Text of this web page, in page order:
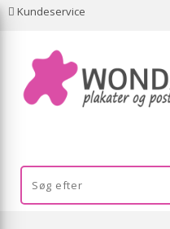
Kundeservice